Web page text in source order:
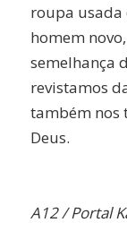
roupa usada
homem
semelhança
revistamos
também nos
Deus.
A12 / Portal